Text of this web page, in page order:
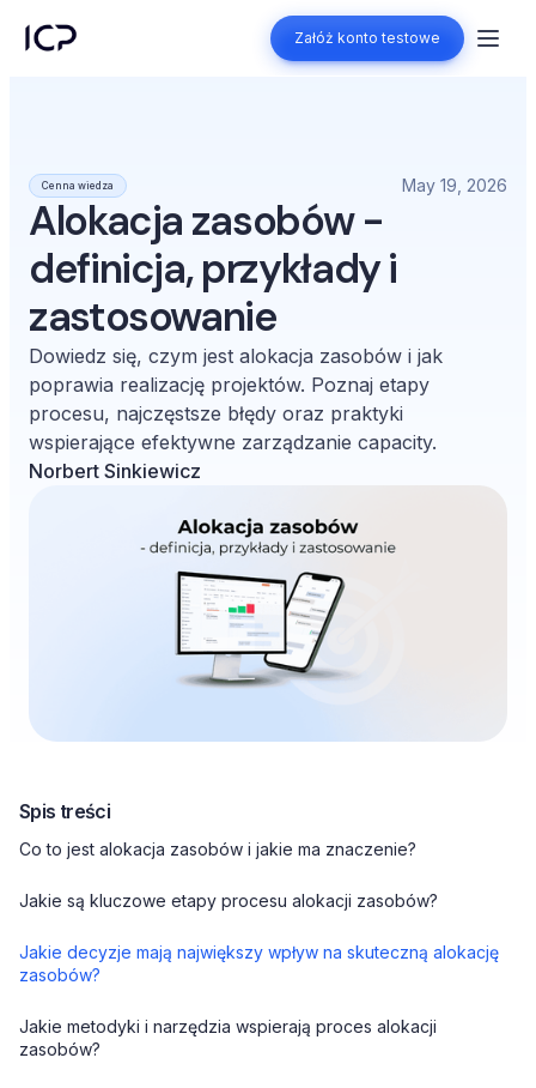
Załóż konto testowe
Załóż konto testowe
Cenna wiedza May 19, 2026
Alokacja zasobów -
definicja, przykłady i
zastosowanie
Dowiedz się, czym jest alokacja zasobów i jak
poprawia realizację projektów. Poznaj etapy
procesu, najczęstsze błędy oraz praktyki
wspierające efektywne zarządzanie capacity.
Norbert Sinkiewicz
Spis treści
Co to jest alokacja zasobów i jakie ma znaczenie?
Jakie są kluczowe etapy procesu alokacji zasobów?
Jakie decyzje mają największy wpływ na skuteczną alokację
zasobów?
Jakie metodyki i narzędzia wspierają proces alokacji
zasobów?